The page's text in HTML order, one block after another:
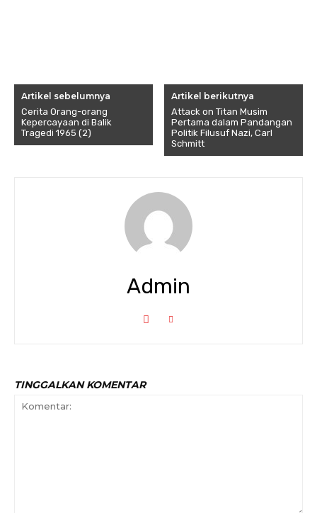
Artikel sebelumnya
Cerita Orang-orang
Kepercayaan di Balik
Tragedi 1965 (2)
Artikel berikutnya
Attack on Titan Musim
Pertama dalam Pandangan
Politik Filusuf Nazi, Carl
Schmitt
Admin
TINGGALKAN KOMENTAR